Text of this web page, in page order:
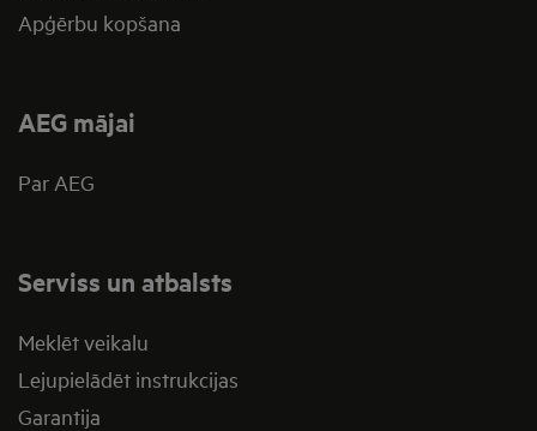
Apģērbu kopšana
AEG mājai
Par AEG
Serviss un atbalsts
Meklēt veikalu
Lejupielādēt instrukcijas
Garantija